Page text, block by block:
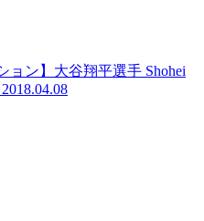
ョン】大谷翔平選手 Shohei